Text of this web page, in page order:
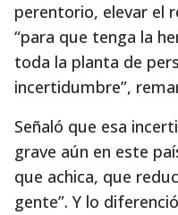
perentorio, elevar el
“para que tenga la
toda la planta de
incertidumbre”,
Señaló que esa
grave aún en este
que achica, que
gente”. Y lo